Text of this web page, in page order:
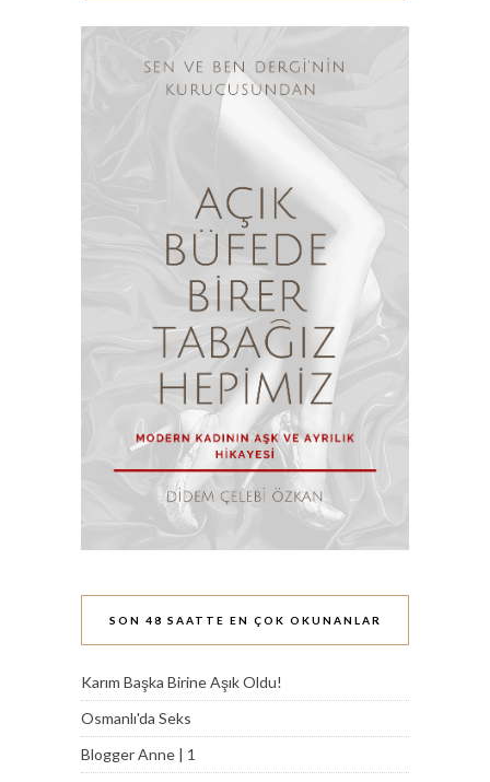
SON 48 SAATTE EN ÇOK OKUNANLAR
Karım Başka Birine Aşık Oldu!
Osmanlı'da Seks
Blogger Anne | 1